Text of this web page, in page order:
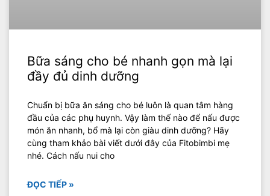
Bữa sáng cho bé nhanh gọn mà lại
đầy đủ dinh dưỡng
Chuẩn bị bữa ăn sáng cho bé luôn là quan tâm hàng
đầu của các phụ huynh. Vậy làm thế nào để nấu được
món ăn nhanh, bổ mà lại còn giàu dinh dưỡng? Hãy
cùng tham khảo bài viết dưới đây của Fitobimbi mẹ
nhé. Cách nấu nui cho
ĐỌC TIẾP »